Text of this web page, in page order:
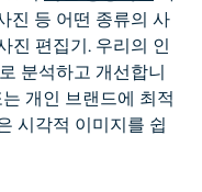
진 등 어떤 종류의 사
진 편집기. 우리의 인
분석하고 개선합니
개인 브랜드에 최적
시각적 이미지를 쉽